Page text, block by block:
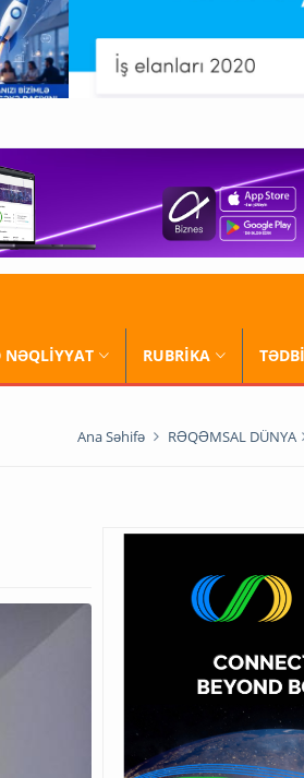
NƏQLİYYAT RUBRİKA
Ana Səhifə RƏQƏMSAL DÜNYA